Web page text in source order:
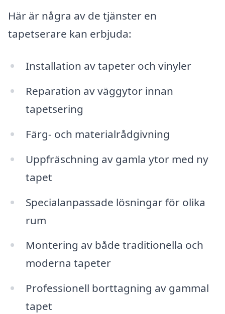
Här är några av de tjänster en
tapetserare kan erbjuda:
Installation av tapeter och vinyler
Reparation av väggytor innan
tapetsering
Färg- och materialrådgivning
Uppfräschning av gamla ytor med ny
tapet
Specialanpassade lösningar för olika
rum
Montering av både traditionella och
moderna tapeter
Professionell borttagning av gammal
tapet